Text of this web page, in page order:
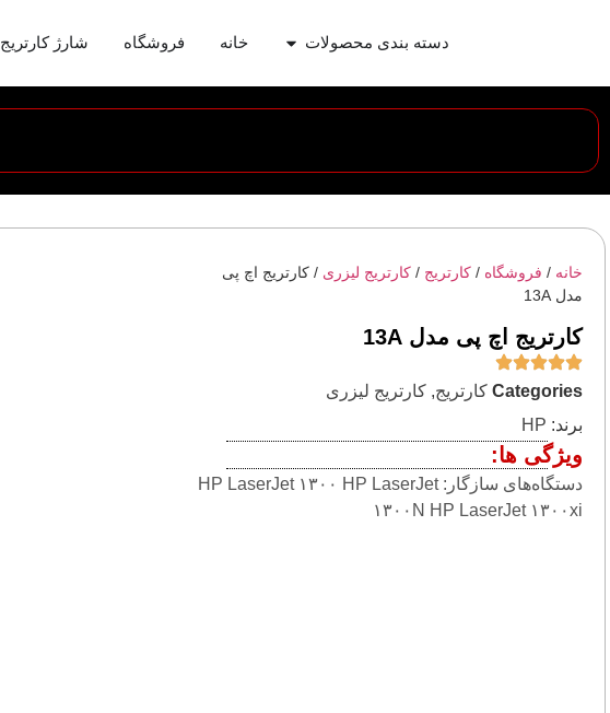
دسته بندی محصولات خانه فروشگاه شارژ کارتریج
خانه / فروشگاه / کارتریج / کارتریج لیزری / کارتریج اچ پی
مدل 13A
کارتریج اچ پی مدل 13A
Categories کارتریج, کارتریج لیزری
برند: HP
ویژگی ها:
دستگاه‌های سازگار: HP LaserJet ۱۳۰۰ HP LaserJet
۱۳۰۰N HP LaserJet ۱۳۰۰xi